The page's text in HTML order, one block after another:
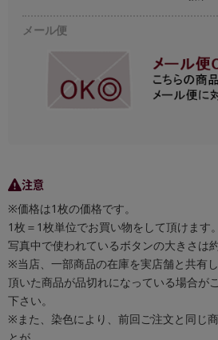
メール便
注意
※価格は1枚の価格です。
1枚＝1枚単位でお買い物をして頂けます。
写真中で使われているボタンの大きさは
※当店、一部商品の在庫を実店舗と共有
頂いた商品が品切れになっている場合が
下さい。
※また、染色により、前回ご注文と同じ